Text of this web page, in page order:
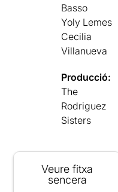
Basso
Yoly Lemes
Cecilia
Villanueva
Producció:
The
Rodriguez
Sisters
Veure fitxa
sencera